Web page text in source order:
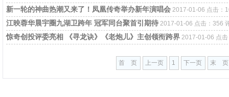
新一轮的神曲热潮又来了！凤凰传奇举办新年演唱会 2017-01-06 点击：
江映蓉华晨宇圈九湖卫跨年 冠军同台聚首引期待 2017-01-06 点击：356
惊奇创投评委亮相 《寻龙诀》《老炮儿》主创领衔跨界 2017-01-06 点
首 页 上一页 1 下一页 末 页